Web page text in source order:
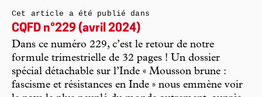
Cet article a été publié dans
CQFD n°229 (avril 2024)
Dans ce numéro 229, c’est le retour de notre
formule trimestrielle de 32 pages ! Un dossier
spécial détachable sur l’Inde « Mousson brune :
fascisme et résistances en Inde » nous emmène voir